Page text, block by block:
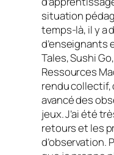
situation
temps-là, il y a
d’enseignants
Tales, Sushi
Ressources
rendu collectif,
avancé des
jeux. J’ai été
retours et les
d’observation.